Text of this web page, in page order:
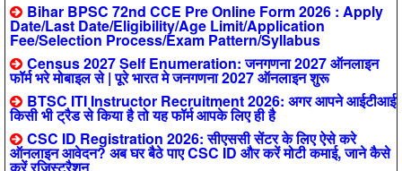
Bihar BPSC 72nd CCE Pre Online Form 2026 : Apply
Date/Last Date/Eligibility/Age Limit/Application
Fee/Selection Process/Exam Pattern/Syllabus
Census 2027 Self Enumeration: जनगणना 2027 ऑनलाइन
फॉर्म भरे मोबाइल से | पूरे भारत मे जनगणना 2027 ऑनलाइन शुरू
BTSC ITI Instructor Recruitment 2026: अगर आपने आईटीआई
किसी भी ट्रैड से किया है तो यह फॉर्म आपके लिए ही है
CSC ID Registration 2026: सीएससी सेंटर के लिए ऐसे करे
ऑनलाइन आवेदन? अब घर बैठे पाए CSC ID और करें मोटी कमाई, जाने कैसे